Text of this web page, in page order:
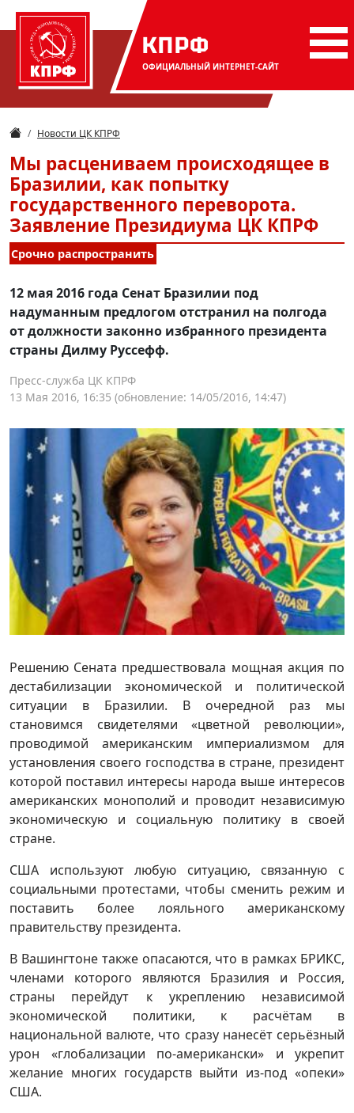
КПРФ
ОФИЦИАЛЬНЫЙ ИНТЕРНЕТ-САЙТ
Новости ЦК КПРФ
Мы расцениваем происходящее в
Бразилии, как попытку
государственного переворота.
Заявление Президиума ЦК КПРФ
Срочно распространить
12 мая 2016 года Сенат Бразилии под
надуманным предлогом отстранил на полгода
от должности законно избранного президента
страны Дилму Руссефф.
Пресс-служба ЦК КПРФ
13 Мая 2016, 16:35 (обновление: 14/05/2016, 14:47)
Решению Сената предшествовала мощная акция по
дестабилизации экономической и политической
ситуации в Бразилии. В очередной раз мы
становимся свидетелями «цветной революции»,
проводимой американским империализмом для
установления своего господства в стране, президент
которой поставил интересы народа выше интересов
американских монополий и проводит независимую
экономическую и социальную политику в своей
стране.
США используют любую ситуацию, связанную с
социальными протестами, чтобы сменить режим и
поставить более лояльного американскому
правительству президента.
В Вашингтоне также опасаются, что в рамках БРИКС,
членами которого являются Бразилия и Россия,
страны перейдут к укреплению независимой
экономической политики, к расчётам в
национальной валюте, что сразу нанесёт серьёзный
урон «глобализации по-американски» и укрепит
желание многих государств выйти из-под «опеки»
США.